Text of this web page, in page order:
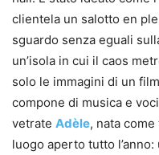
clientela un salotto en
sguardo senza eguali
un’isola in cui il caos
solo le immagini di un
compone di musica e
vetrate Adèle, nata
luogo aperto tutto